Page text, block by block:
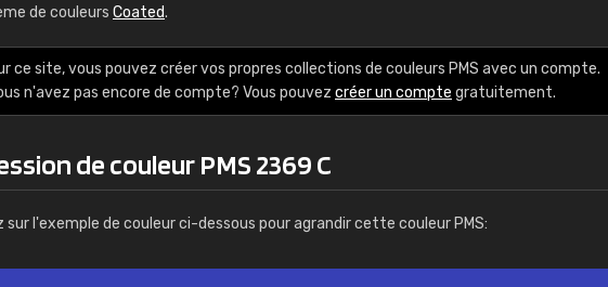
de couleurs Coated.
ce site, vous pouvez créer vos propres collections de couleurs PMS avec un compte.
n'avez pas encore de compte? Vous pouvez créer un compte gratuitement.
de couleur PMS 2369 C
sur l'exemple de couleur ci-dessous pour agrandir cette couleur PMS: